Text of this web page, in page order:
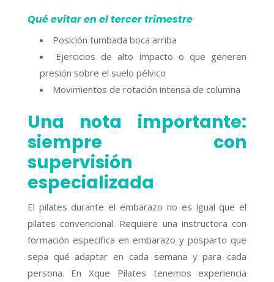
Qué evitar en el tercer trimestre
Posición tumbada boca arriba
Ejercicios de alto impacto o que generen
presión sobre el suelo pélvico
Movimientos de rotación intensa de columna
Una nota importante:
siempre con
supervisión
especializada
El pilates durante el embarazo no es igual que el
pilates convencional. Requiere una instructora con
formación específica en embarazo y posparto que
sepa qué adaptar en cada semana y para cada
persona. En Xque Pilates tenemos experiencia